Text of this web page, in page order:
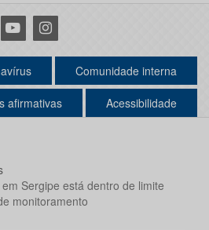
YoutubeInstagram
Comunidade interna
afirmativas Acessibilidade
Sergipe está dentro de limite
monitoramento